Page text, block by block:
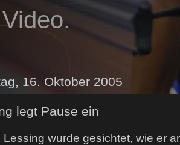
16. Oktober 2005
legt Pause ein
Lessing wurde gesichtet, wie er